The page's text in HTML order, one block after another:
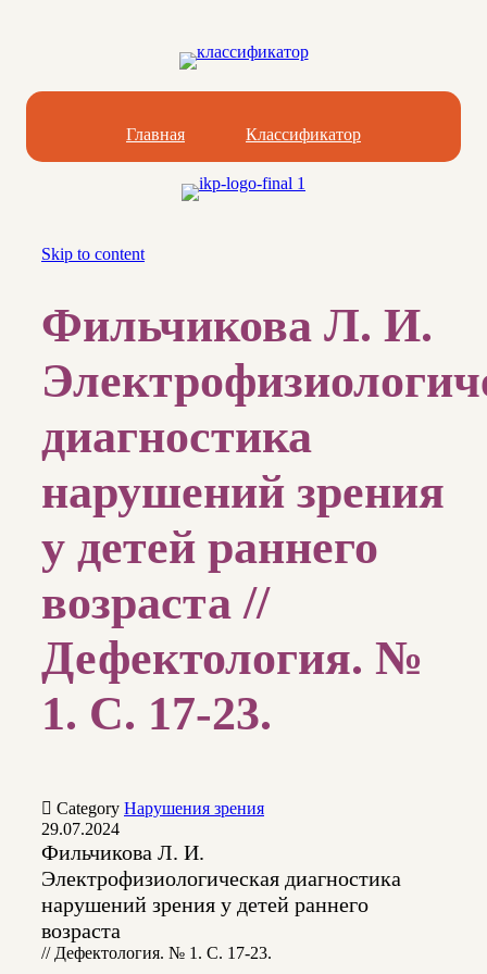
Главная Классификатор
Skip to content
Фильчикова Л. И.
диагностика
нарушений зрения
у детей раннего
возраста //
Дефектология. №
1. С. 17-23.
 Category Нарушения зрения
29.07.2024
Фильчикова Л. И.
Электрофизиологическая диагностика
нарушений зрения у детей раннего
возраста
// Дефектология. № 1. С. 17-23.